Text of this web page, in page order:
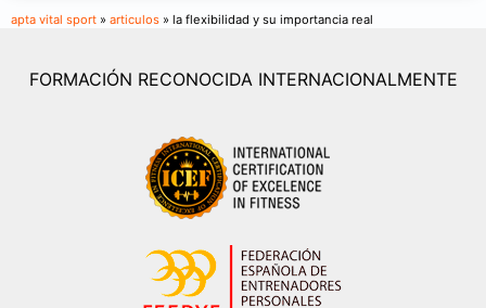
apta vital sport » articulos » la flexibilidad y su importancia real
FORMACIÓN RECONOCIDA INTERNACIONALMENTE